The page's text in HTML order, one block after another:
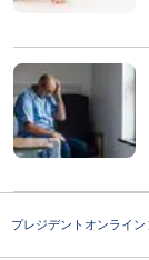
プレジデントオンライン